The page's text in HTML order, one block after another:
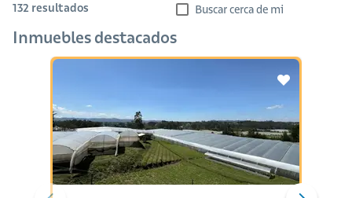
132 resultados Buscar cerca de mi
Inmuebles destacados